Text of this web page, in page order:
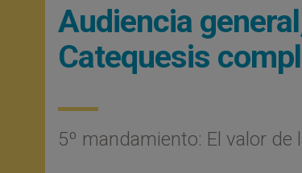
Audiencia
Catequesis
5º mandamiento: El valor de